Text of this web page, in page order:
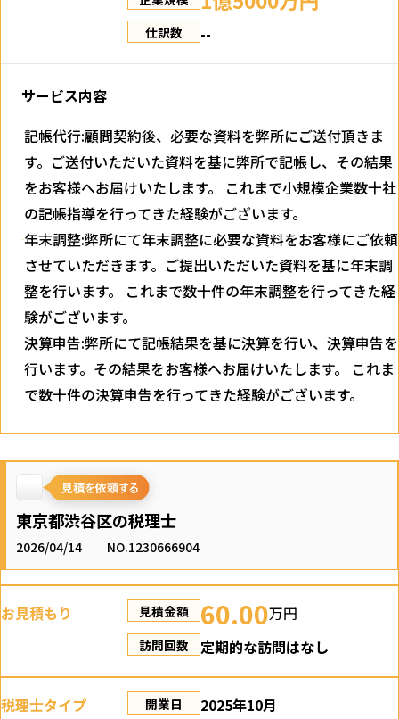
仕訳数 --
サービス内容
記帳代行:顧問契約後、必要な資料を弊所にご送付頂きま
す。ご送付いただいた資料を基に弊所で記帳し、その結果
をお客様へお届けいたします。 これまで小規模企業数十社
の記帳指導を行ってきた経験がございます。
年末調整:弊所にて年末調整に必要な資料をお客様にご依頼
させていただきます。ご提出いただいた資料を基に年末調
整を行います。 これまで数十件の年末調整を行ってきた経
験がございます。
決算申告:弊所にて記帳結果を基に決算を行い、決算申告を
行います。その結果をお客様へお届けいたします。 これま
で数十件の決算申告を行ってきた経験がございます。
東京都渋谷区の税理士
2026/04/14 NO.1230666904
お見積もり 見積金額 60.00万円
訪問回数 定期的な訪問はなし
税理士タイプ 開業日 2025年10月